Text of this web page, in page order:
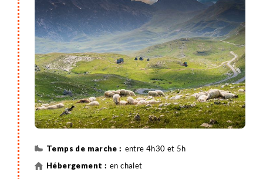
Komovi et installation aux chalets.
entre 4h30 et 5h
en chalet